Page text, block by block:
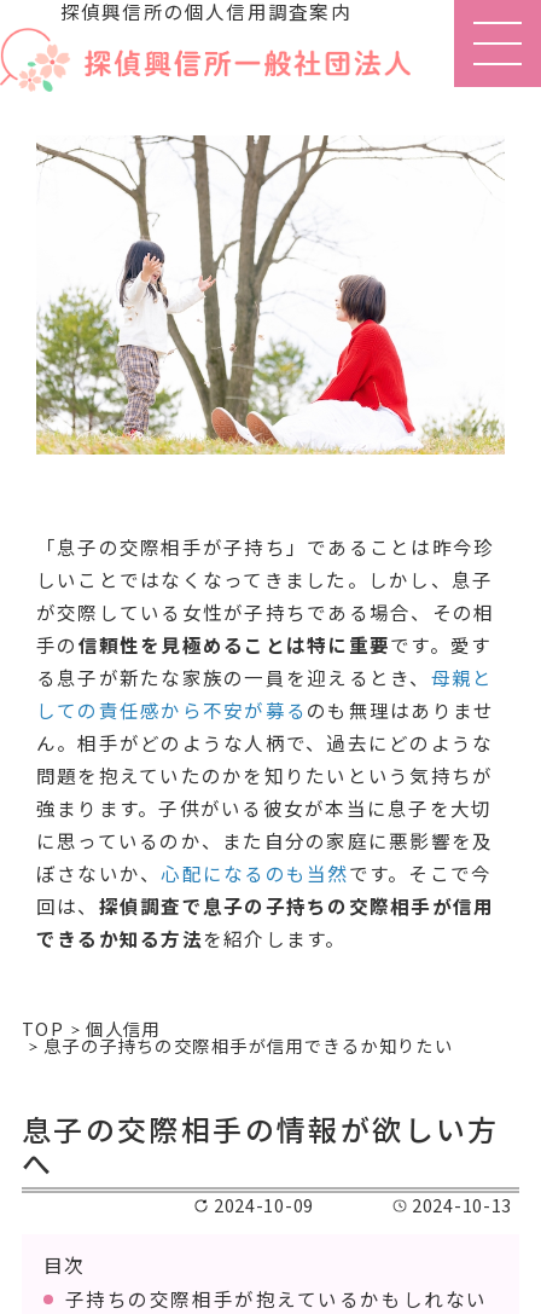
探偵興信所の個人信用調査案内
「息子の交際相手が子持ち」であることは昨今珍
しいことではなくなってきました。しかし、息子
が交際している女性が子持ちである場合、その相
手の信頼性を見極めることは特に重要です。愛す
る息子が新たな家族の一員を迎えるとき、 母親と
しての責任感から不安が募るのも無理はありませ
ん。相手がどのような人柄で、過去にどのような
問題を抱えていたのかを知りたいという気持ちが
強まります。子供がいる彼女が本当に息子を大切
に思っているのか、また自分の家庭に悪影響を及
ぼさないか、心配になるのも当然です。そこで今
回は、 探偵調査で息子の子持ちの交際相手が信用
できるか知る方法を紹介します。
TOP 個人信用
息子の子持ちの交際相手が信用できるか知りたい
息子の交際相手の情報が欲しい方
へ
2024-10-09 2024-10-13
目次
子持ちの交際相手が抱えているかもしれない